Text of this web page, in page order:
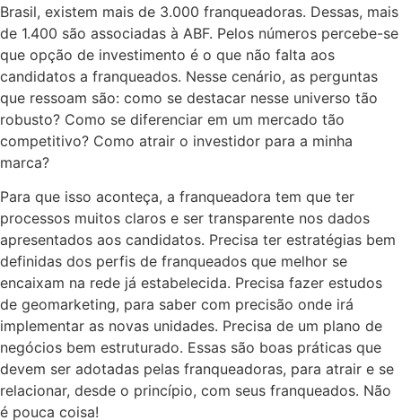
Brasil, existem mais de 3.000 franqueadoras. Dessas, mais
de 1.400 são associadas à ABF. Pelos números percebe-se
que opção de investimento é o que não falta aos
candidatos a franqueados. Nesse cenário, as perguntas
que ressoam são: como se destacar nesse universo tão
robusto? Como se diferenciar em um mercado tão
competitivo? Como atrair o investidor para a minha
marca?
Para que isso aconteça, a franqueadora tem que ter
processos muitos claros e ser transparente nos dados
apresentados aos candidatos. Precisa ter estratégias bem
definidas dos perfis de franqueados que melhor se
encaixam na rede já estabelecida. Precisa fazer estudos
de geomarketing, para saber com precisão onde irá
implementar as novas unidades. Precisa de um plano de
negócios bem estruturado. Essas são boas práticas que
devem ser adotadas pelas franqueadoras, para atrair e se
relacionar, desde o princípio, com seus franqueados. Não
é pouca coisa!